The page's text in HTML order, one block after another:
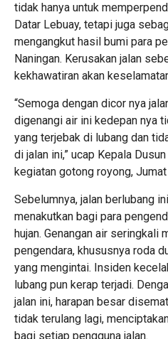
tidak hanya untuk
Datar Lebuay, tetapi juga
mengangkut hasil bumi para
Naningan. Kerusakan jalan
kekhawatiran akan
“Semoga dengan dicor nya
digenangi air ini kedepan nya
yang terjebak di lubang dan
di jalan ini,” ucap Kepala
kegiatan gotong royong,
Sebelumnya, jalan berlubang
menakutkan bagi para
hujan. Genangan air seringkali
pengendara, khususnya roda
yang mengintai. Insiden
lubang pun kerap terjadi.
jalan ini, harapan besar
tidak terulang lagi,
bagi setiap pengguna jalan.